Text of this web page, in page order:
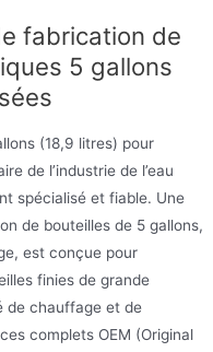
il sert de
production d’eau
énergétique, ce
cohérente
fabrication de
5 gallons
(18,9 litres) pour
de l’industrie de l’eau
spécialisé et fiable. Une
de bouteilles de 5 gallons,
est conçue pour
finies de grande
de chauffage et de
complets OEM (Original